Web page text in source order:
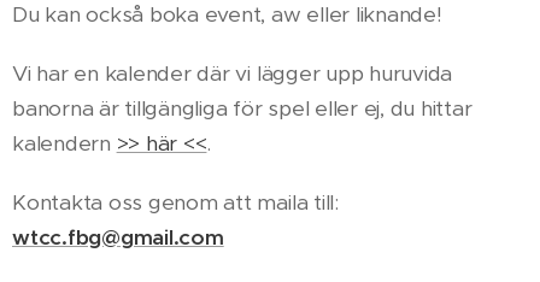
Du kan också boka event, aw eller liknande!
Vi har en kalender där vi lägger upp huruvida
banorna är tillgängliga för spel eller ej, du hittar
kalendern >> här <<.
Kontakta oss genom att maila till:
wtcc.fbg@gmail.com